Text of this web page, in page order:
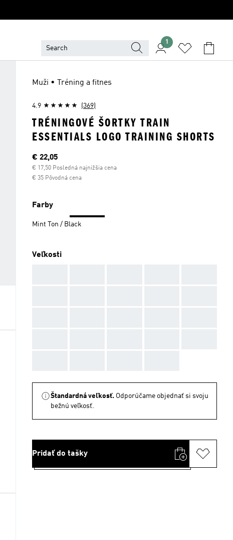
1
Muži • Tréning a fitnes
4.9 (369)
TRÉNINGOVÉ ŠORTKY TRAIN
ESSENTIALS LOGO TRAINING SHORTS
Aktuálna cena
€ 22,05
€ 17,50 Posledná najnižšia cena
€ 35 Pôvodná cena
Farby
Mint Ton / Black
Veľkosti
Štandardná veľkosť. Odporúčame objednať si svoju
bežnú veľkosť.
Pridať do tašky